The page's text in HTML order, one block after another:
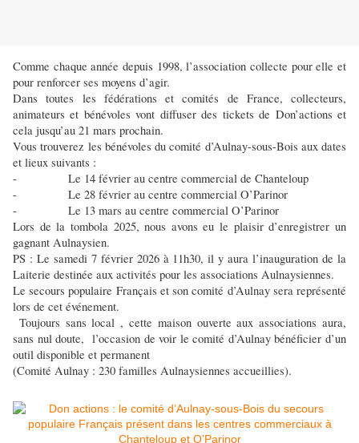
Comme chaque année depuis 1998, l’association collecte pour elle et
pour renforcer ses moyens d’agir.
Dans toutes les fédérations et comités de France, collecteurs,
animateurs et bénévoles vont diffuser des tickets de Don’actions et
cela jusqu’au 21 mars prochain.
Vous trouverez les bénévoles du comité d’Aulnay-sous-Bois aux dates
et lieux suivants :
- Le 14 février au centre commercial de Chanteloup
- Le 28 février au centre commercial O’Parinor
- Le 13 mars au centre commercial O’Parinor
Lors de la tombola 2025, nous avons eu le plaisir d’enregistrer un
gagnant Aulnaysien.
PS : Le samedi 7 février 2026 à 11h30, il y aura l’inauguration de la
Laiterie destinée aux activités pour les associations Aulnaysiennes.
Le secours populaire Français et son comité d’Aulnay sera représenté
lors de cet événement.
Toujours sans local , cette maison ouverte aux associations aura,
sans nul doute, l’occasion de voir le comité d’Aulnay bénéficier d’un
outil disponible et permanent
(Comité Aulnay : 230 familles Aulnaysiennes accueillies).